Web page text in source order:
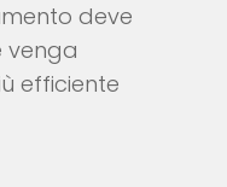
deve
venga
efficiente